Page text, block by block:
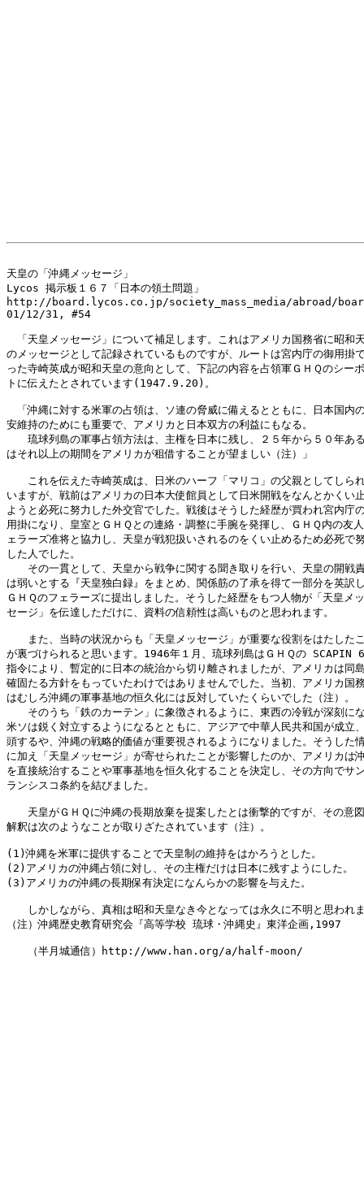
天皇の「沖縄メッセージ」
Lycos 掲示板１６７「日本の領土問題」
http://board.lycos.co.jp/society_mass_media/abroad/
01/12/31, #54
「天皇メッセージ」について補足します。これはアメリカ国務省に昭和
のメッセージとして記録されているものですが、ルートは宮内庁の御用掛
った寺崎英成が昭和天皇の意向として、下記の内容を占領軍ＧＨＱのシー
トに伝えたとされています(1947.9.20)。
「沖縄に対する米軍の占領は、ソ連の脅威に備えるとともに、日本国内
安維持のためにも重要で、アメリカと日本双方の利益にもなる。
琉球列島の軍事占領方法は、主権を日本に残し、２５年から５０年あ
はそれ以上の期間をアメリカが租借することが望ましい（注）」
これを伝えた寺崎英成は、日米のハーフ「マリコ」の父親としてしら
いますが、戦前はアメリカの日本大使館員として日米開戦をなんとかくい
ようと必死に努力した外交官でした。戦後はそうした経歴が買われ宮内庁
用掛になり、皇室とＧＨＱとの連絡・調整に手腕を発揮し、ＧＨＱ内の友
ェラーズ准将と協力し、天皇が戦犯扱いされるのをくい止めるため必死で
した人でした。
その一貫として、天皇から戦争に関する聞き取りを行い、天皇の開戦
は弱いとする『天皇独白録』をまとめ、関係筋の了承を得て一部分を英訳
ＧＨＱのフェラーズに提出しました。そうした経歴をもつ人物が「天皇メッ
セージ」を伝達しただけに、資料の信頼性は高いものと思われます。
また、当時の状況からも「天皇メッセージ」が重要な役割をはたした
が裏づけられると思います。1946年１月、琉球列島はＧＨＱの SCAPIN
指令により、暫定的に日本の統治から切り離されましたが、アメリカは同
確固たる方針をもっていたわけではありませんでした。当初、アメリカ国
はむしろ沖縄の軍事基地の恒久化には反対していたくらいでした（注）。
そのうち「鉄のカーテン」に象徴されるように、東西の冷戦が深刻に
米ソは鋭く対立するようになるとともに、アジアで中華人民共和国が成立
頭するや、沖縄の戦略的価値が重要視されるようになりました。そうした
に加え「天皇メッセージ」が寄せられたことが影響したのか、アメリカは
を直接統治することや軍事基地を恒久化することを決定し、その方向でサ
ランシスコ条約を結びました。
天皇がＧＨＱに沖縄の長期放棄を提案したとは衝撃的ですが、その意
解釈は次のようなことが取りざたされています（注）。
(1)沖縄を米軍に提供することで天皇制の維持をはかろうとした。
(2)アメリカの沖縄占領に対し、その主権だけは日本に残すようにした。
(3)アメリカの沖縄の長期保有決定になんらかの影響を与えた。
しかしながら、真相は昭和天皇なき今となっては永久に不明と思われ
（注）沖縄歴史教育研究会『高等学校 琉球・沖縄史』東洋企画,1997
（半月城通信）http://www.han.org/a/half-moon/